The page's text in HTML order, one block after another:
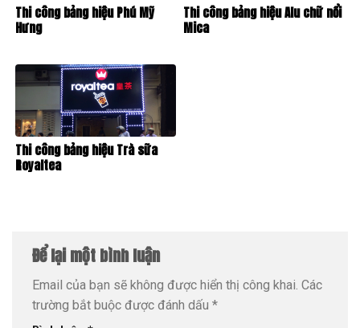
Thi công bảng hiệu Phú Mỹ
Hưng
Thi công bảng hiệu Alu chữ nổi
Mica
Thi công bảng hiệu Trà sữa
Royaltea
Để lại một bình luận
Email của bạn sẽ không được hiển thị công khai. Các
trường bắt buộc được đánh dấu *